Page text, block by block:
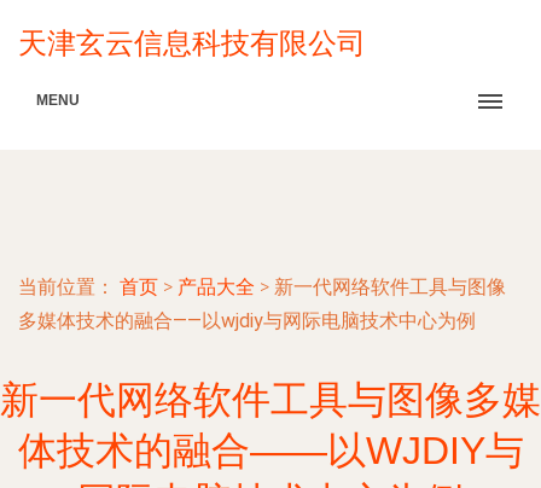
天津玄云信息科技有限公司
MENU
当前位置： 首页 > 产品大全 > 新一代网络软件工具与图像
多媒体技术的融合——以wjdiy与网际电脑技术中心为例
新一代网络软件工具与图像多媒
体技术的融合——以WJDIY与